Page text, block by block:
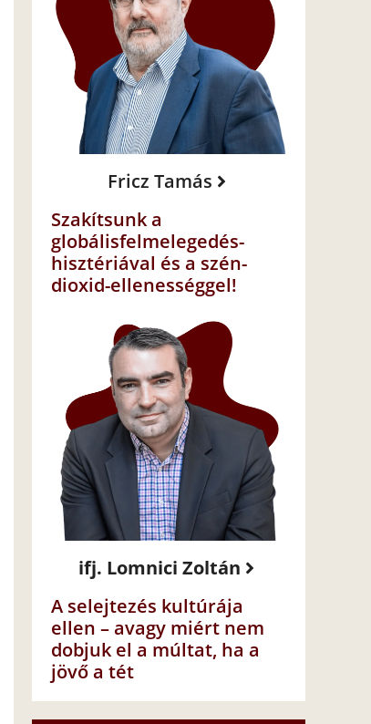
Fricz Tamás
Szakítsunk a
globálisfelmelegedés-
hisztériával és a szén-
dioxid-ellenességgel!
ifj. Lomnici Zoltán
A selejtezés kultúrája
ellen – avagy miért nem
dobjuk el a múltat, ha a
jövő a tét